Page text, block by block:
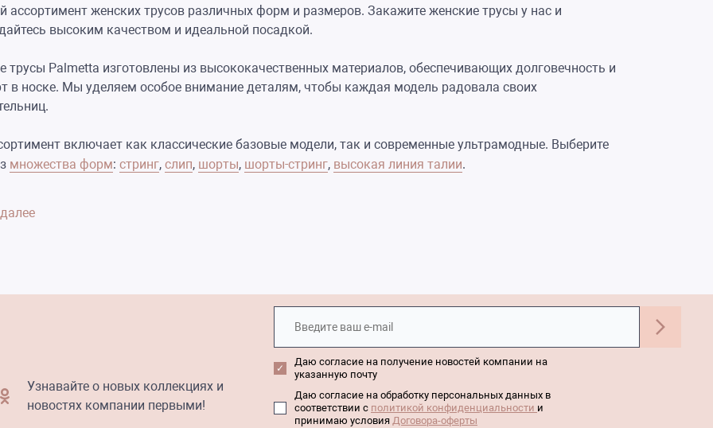
ассортимент женских трусов различных форм и размеров. Закажите женские трусы у нас и
высоким качеством и идеальной посадкой.
трусы Palmetta изготовлены из высококачественных материалов, обеспечивающих долговечность и
в носке. Мы уделяем особое внимание деталям, чтобы каждая модель радовала своих
включает как классические базовые модели, так и современные ультрамодные. Выберите
множества форм: стринг, слип, шорты, шорты-стринг, высокая линия талии.
Узнавайте о новых коллекциях и
новостях компании первыми!
Даю согласие на получение новостей компании на
указанную почту
Даю согласие на обработку персональных данных в
соответствии с политикой конфиденциальности и
принимаю условия Договора-оферты